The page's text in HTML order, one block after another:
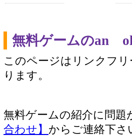
無料ゲームのan
このページはリンクフ
ります。
無料ゲームの紹介に問
合わせ】 からご連絡下さ